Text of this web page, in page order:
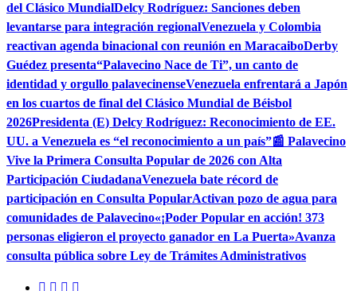
del Clásico MundialDelcy Rodríguez: Sanciones deben
levantarse para integración regionalVenezuela y Colombia
reactivan agenda binacional con reunión en MaracaiboDerby
Guédez presenta“Palavecino Nace de Ti”, un canto de
identidad y orgullo palavecinenseVenezuela enfrentará a Japón
en los cuartos de final del Clásico Mundial de Béisbol
2026Presidenta (E) Delcy Rodríguez: Reconocimiento de EE.
UU. a Venezuela es “el reconocimiento a un país”📰 Palavecino
Vive la Primera Consulta Popular de 2026 con Alta
Participación CiudadanaVenezuela bate récord de
participación en Consulta PopularActivan pozo de agua para
comunidades de Palavecino«¡Poder Popular en acción! 373
personas eligieron el proyecto ganador en La Puerta»Avanza
consulta pública sobre Ley de Trámites Administrativos